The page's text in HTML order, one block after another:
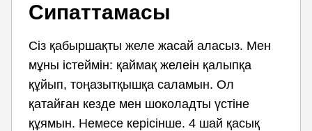
Сипаттамасы
Сіз қабыршақты желе жасай аласыз. Мен
мұны істеймін: қаймақ желеін қалыпқа
құйып, тоңазытқышқа саламын. Ол
қатайған кезде мен шоколадты үстіне
құямын. Немесе керісінше. 4 шай қасық